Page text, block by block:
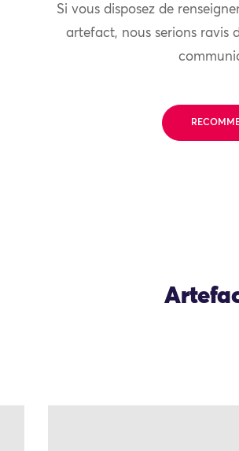
Si vous disposez de
artefact, nous serions ravis